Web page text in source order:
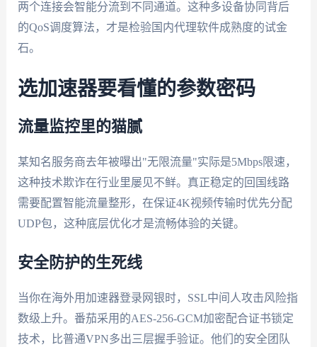
两个连接会智能分流到不同通道。这种多设备协同背后
的QoS调度算法，才是检验国内代理软件成熟度的试金
石。
选加速器要看懂的参数密码
流量监控里的猫腻
某知名服务商去年被曝出"无限流量"实际是5Mbps限速，
这种技术欺诈在行业里屡见不鲜。真正稳定的回国线路
需要配置智能流量整形，在保证4K视频传输时优先分配
UDP包，这种底层优化才是流畅体验的关键。
安全防护的生死线
当你在海外用加速器登录网银时，SSL中间人攻击风险指
数级上升。番茄采用的AES-256-GCM加密配合证书锁定
技术，比普通VPN多出三层握手验证。他们的安全团队